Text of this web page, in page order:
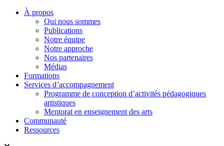
À propos
Qui nous sommes
Publications
Notre équipe
Notre approche
Nos partenaires
Médias
Formations
Services d’accompagnement
Programme de conception d’activités pédagogiques
artistiques
Mentorat en enseignement des arts
Communauté
Ressources